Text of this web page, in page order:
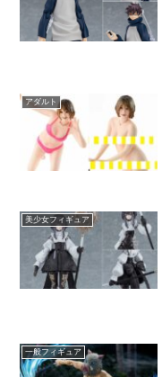
アダルト
美少女フィギュア
一般フィギュア